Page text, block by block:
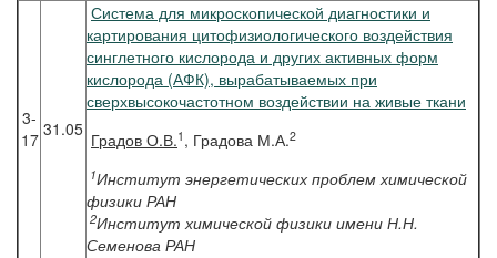
3-
17 31.05
Система для микроскопической диагностики и
картирования цитофизиологического воздействия
синглетного кислорода и других активных форм
кислорода (АФК), вырабатываемых при
сверхвысокочастотном воздействии на живые ткани
Градов О.В.1 , Градова М.А.2
1Институт энергетических проблем химической
физики РАН
2Институт химической физики имени Н.Н.
Семенова РАН